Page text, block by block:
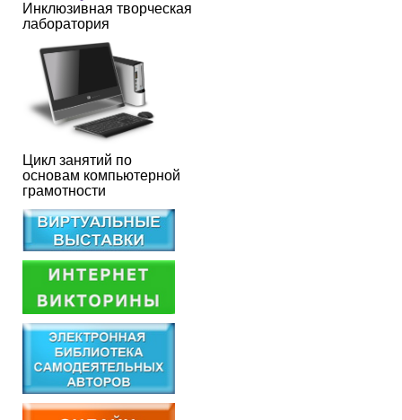
Инклюзивная творческая
лаборатория
Цикл занятий по
основам компьютерной
грамотности